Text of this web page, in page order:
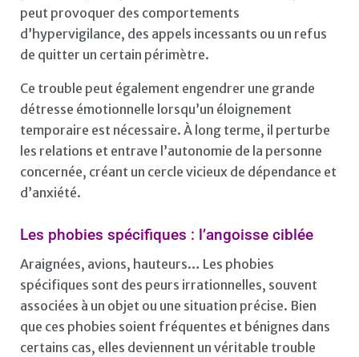
peut provoquer des comportements
d’hypervigilance, des appels incessants ou un refus
de quitter un certain périmètre.
Ce trouble peut également engendrer une grande
détresse émotionnelle lorsqu’un éloignement
temporaire est nécessaire. À long terme, il perturbe
les relations et entrave l’autonomie de la personne
concernée, créant un cercle vicieux de dépendance et
d’anxiété.
Les phobies spécifiques : l’angoisse ciblée
Araignées, avions, hauteurs… Les phobies
spécifiques sont des peurs irrationnelles, souvent
associées à un objet ou une situation précise. Bien
que ces phobies soient fréquentes et bénignes dans
certains cas, elles deviennent un véritable trouble